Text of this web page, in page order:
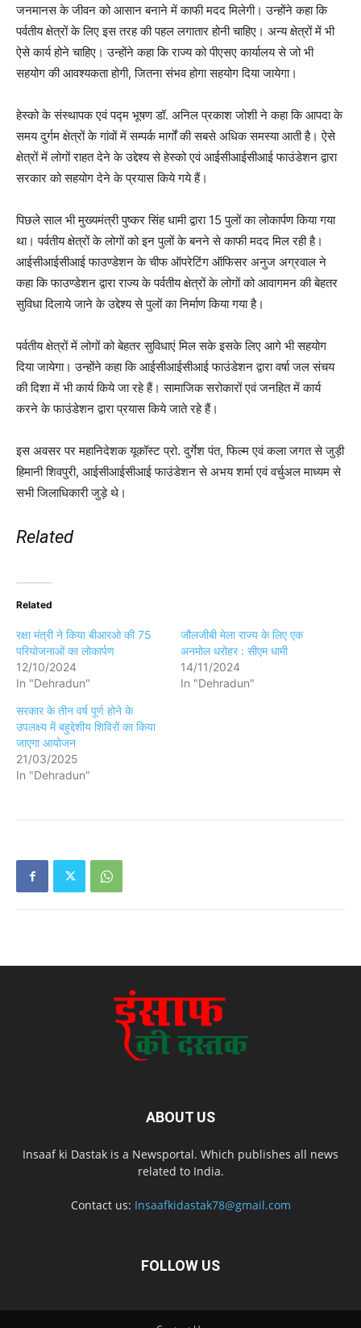
जनमानस के जीवन को आसान बनाने में काफी मदद मिलेगी। उन्होंने कहा कि
पर्वतीय क्षेत्रों के लिए इस तरह की पहल लगातार होनी चाहिए। अन्य क्षेत्रों में भी
ऐसे कार्य होने चाहिए। उन्होंने कहा कि राज्य को पीएसए कार्यालय से जो भी
सहयोग की आवश्यकता होगी, जितना संभव होगा सहयोग दिया जायेगा।
हेस्को के संस्थापक एवं पद्म भूषण डॉ. अनिल प्रकाश जोशी ने कहा कि आपदा के
समय दुर्गम क्षेत्रों के गांवों में सम्पर्क मार्गों की सबसे अधिक समस्या आती है। ऐसे
क्षेत्रों में लोगों राहत देने के उद्देश्य से हेस्को एवं आईसीआईसीआई फाउंडेशन द्वारा
सरकार को सहयोग देने के प्रयास किये गये हैं।
पिछले साल भी मुख्यमंत्री पुष्कर सिंह धामी द्वारा 15 पुलों का लोकार्पण किया गया
था। पर्वतीय क्षेत्रों के लोगों को इन पुलों के बनने से काफी मदद मिल रही है।
आईसीआईसीआई फाउण्डेशन के चीफ ऑपरेटिंग ऑफिसर अनुज अग्रवाल ने
कहा कि फाउण्डेशन द्वारा राज्य के पर्वतीय क्षेत्रों के लोगों को आवागमन की बेहतर
सुविधा दिलाये जाने के उद्देश्य से पुलों का निर्माण किया गया है।
पर्वतीय क्षेत्रों में लोगों को बेहतर सुविधाएं मिल सके इसके लिए आगे भी सहयोग
दिया जायेगा। उन्होंने कहा कि आईसीआईसीआई फाउंडेशन द्वारा वर्षा जल संचय
की दिशा में भी कार्य किये जा रहे हैं। सामाजिक सरोकारों एवं जनहित में कार्य
करने के फाउंडेशन द्वारा प्रयास किये जाते रहे हैं।
इस अवसर पर महानिदेशक यूकॉस्ट प्रो. दुर्गेश पंत, फिल्म एवं कला जगत से जुड़ी
हिमानी शिवपुरी, आईसीआईसीआई फाउंडेशन से अभय शर्मा एवं वर्चुअल माध्यम से
सभी जिलाधिकारी जुड़े थे।
Related
Related
रक्षा मंत्री ने किया बीआरओ की 75
परियोजनाओं का लोकार्पण
12/10/2024
In "Dehradun"
जौलजीबी मेला राज्य के लिए एक
अनमोल धरोहर : सीएम धामी
14/11/2024
In "Dehradun"
सरकार के तीन वर्ष पूर्ण होने के
उपलक्ष्य में बहुद्देशीय शिविरों का किया
जाएगा आयोजन
21/03/2025
In "Dehradun"
ABOUT US
Insaaf ki Dastak is a Newsportal. Which publishes all news
related to India.
Contact us: Insaafkidastak78@gmail.com
FOLLOW US